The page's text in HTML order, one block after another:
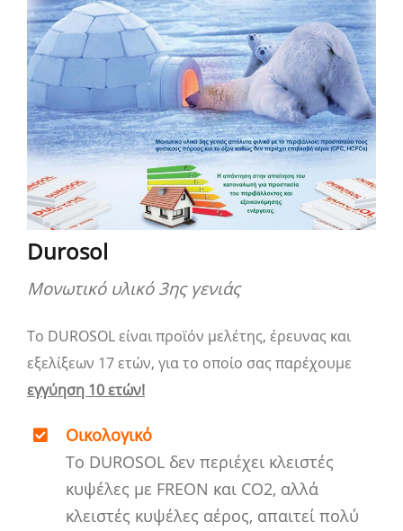
Durosol
Μονωτικό υλικό 3ης γενιάς
Το DUROSOL είναι προϊόν μελέτης, έρευνας και
εξελίξεων 17 ετών, για το οποίο σας παρέχουμε
εγγύηση 10 ετών!
Οικολογικό
Το DUROSOL δεν περιέχει κλειστές
κυψέλες με FREON και CO2, αλλά
κλειστές κυψέλες αέρος, απαιτεί πολύ